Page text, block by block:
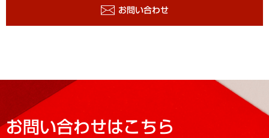
お問い合わせ
お問い合わせはこちら